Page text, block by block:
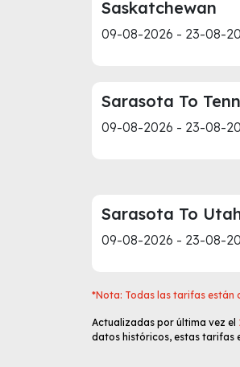
Saskatchewan
09-08-2026 - 23-08-
Sarasota To
09-08-2026 - 23-08-
Sarasota To
09-08-2026 - 23-08-
*Nota: Todas las tarifas están
Actualizadas por última vez el
datos históricos, estas tarifas